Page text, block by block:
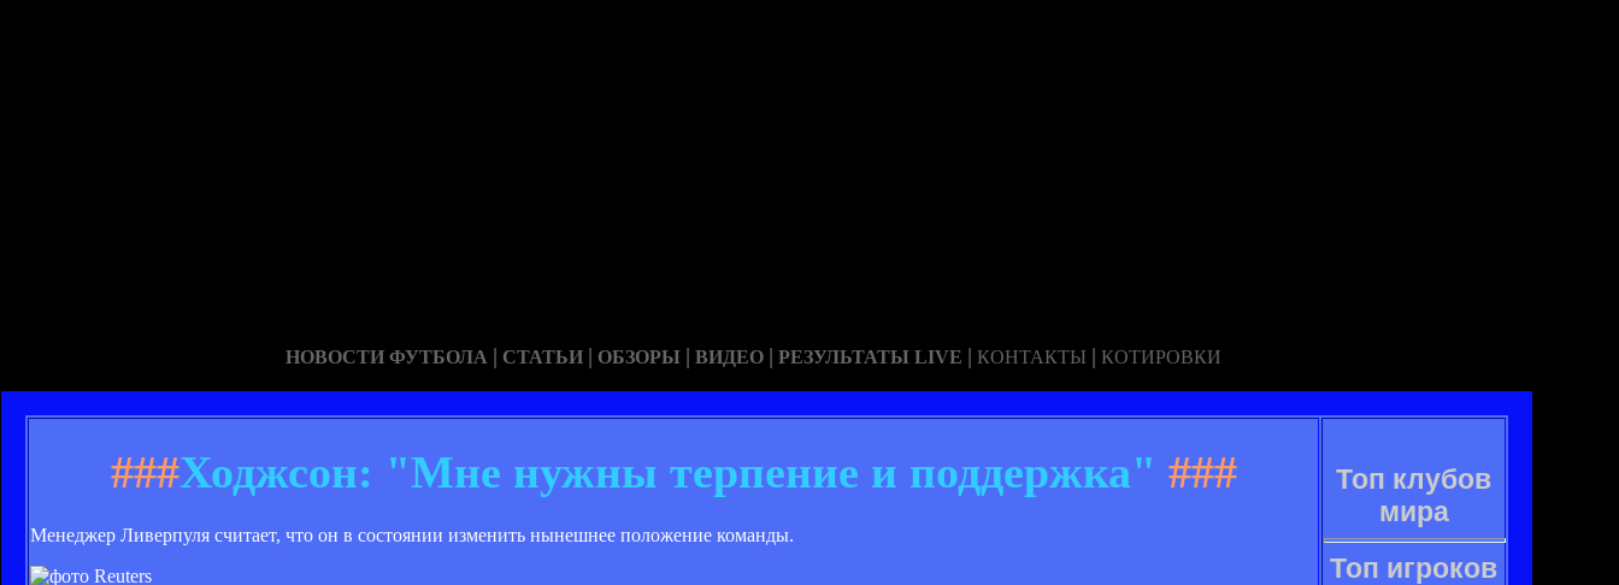
НОВОСТИ ФУТБОЛА | СТАТЬИ | ОБЗОРЫ | ВИДЕО | РЕЗУЛЬТАТЫ LIVE | КОНТАКТЫ | КОТИРОВКИ
###Ходжсон: "Мне нужны терпение и поддержка" ###
Менеджер Ливерпуля считает, что он в состоянии изменить нынешнее положение команды.
Топ клубов
мира
Топ игроков